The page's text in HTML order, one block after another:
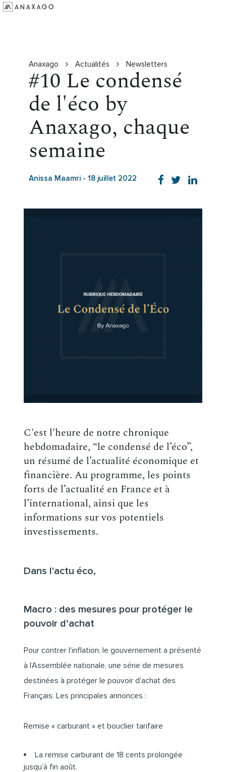
RessourcesAnaxago Actualités Newsletters
#10 Le condensé
de l'éco by
Anaxago, chaque
semaine
Anissa Maamri - 18 juillet 2022
C'est l'heure de notre chronique
hebdomadaire, “le condensé de l’éco”,
un résumé de l’actualité économique et
financière. Au programme, les points
forts de l’actualité en France et à
l’international, ainsi que les
informations sur vos potentiels
investissements.
Dans l'actu éco,
Macro : des mesures pour protéger le
pouvoir d’achat
Pour contrer l'inflation, le gouvernement a présenté
à l’Assemblée nationale, une série de mesures
destinées à protéger le pouvoir d'achat des
Français. Les principales annonces :
Remise « carburant » et bouclier tarifaire
La remise carburant de 18 cents prolongée
jusqu’à fin août.